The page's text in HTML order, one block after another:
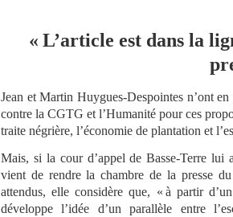
« L’article est dans la
Jean et Martin Huygues-Despointes n’ont
contre la CGTG et l’Humanité pour ces
traite négrière, l’économie de plantation et
Mais, si la cour d’appel de Basse-Terre lui
vient de rendre la chambre de la presse
attendus, elle considère que, « à partir
développe l’idée d’un parallèle entre